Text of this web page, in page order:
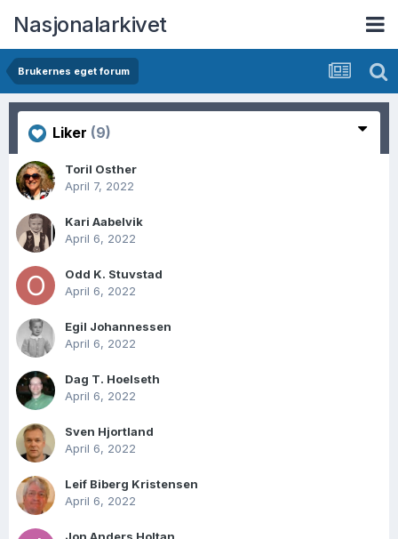
Nasjonalarkivet
Brukernes eget forum
Liker (9)
Toril Osther
April 7, 2022
Kari Aabelvik
April 6, 2022
Odd K. Stuvstad
April 6, 2022
Egil Johannessen
April 6, 2022
Dag T. Hoelseth
April 6, 2022
Sven Hjortland
April 6, 2022
Leif Biberg Kristensen
April 6, 2022